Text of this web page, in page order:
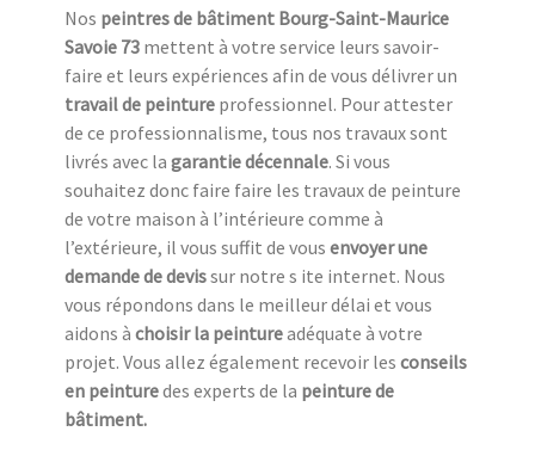
Nos peintres de bâtiment Bourg-Saint-Maurice
Savoie 73 mettent à votre service leurs savoir-
faire et leurs expériences afin de vous délivrer un
travail de peinture professionnel. Pour attester
de ce professionnalisme, tous nos travaux sont
livrés avec la garantie décennale. Si vous
souhaitez donc faire faire les travaux de peinture
de votre maison à l’intérieure comme à
l’extérieure, il vous suffit de vous envoyer une
demande de devissur notre s ite internet. Nous
vous répondons dans le meilleur délai et vous
aidons à choisir la peintureadéquate à votre
projet. Vous allez également recevoir les conseils
en peinturedes experts de la peinture de
bâtiment.